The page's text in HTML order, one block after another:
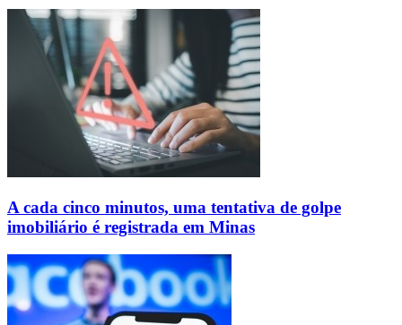
A cada cinco minutos, uma tentativa de golpe
imobiliário é registrada em Minas